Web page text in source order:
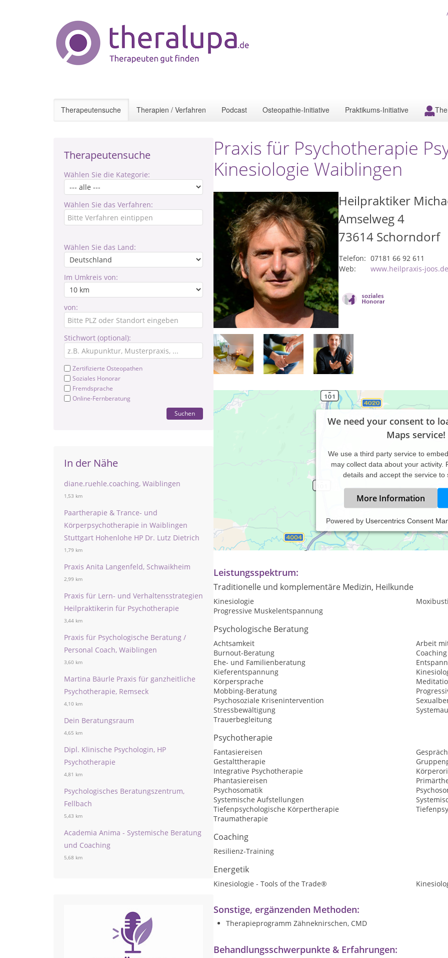
Therapeutensuche Therapien / Verfahren Podcast Osteopathie-Initiative Praktikums-Initiative
Therapeutensuche
Wählen Sie die Kategorie:
Wählen Sie das Verfahren:
Wählen Sie das Land:
Im Umkreis von:
von:
Stichwort (optional):
Zertifizierte Osteopathen
Soziales Honorar
Fremdsprache
Online-Fernberatung
Suchen
In der Nähe
diane.ruehle.coaching, Waiblingen
1,53 km
Paartherapie & Trance- und
Körperpsychotherapie in Waiblingen
Stuttgart Hohenlohe HP Dr. Lutz Dietrich
1,79 km
Praxis Anita Langenfeld, Schwaikheim
2,99 km
Praxis für Lern- und Verhaltensstrategien
Heilpraktikerin für Psychotherapie
3,44 km
Praxis für Psychologische Beratung /
Personal Coach, Waiblingen
3,60 km
Martina Bäurle Praxis für ganzheitliche
Psychotherapie, Remseck
4,10 km
Dein Beratungsraum
4,65 km
Dipl. Klinische Psychologin, HP
Psychotherapie
4,81 km
Psychologisches Beratungszentrum,
Fellbach
5,43 km
Academia Anima - Systemische Beratung
und Coaching
5,68 km
Praxis für Psychotherapie
Kinesiologie Waiblingen
Heilpraktiker
Amselweg 4
73614 Schorndorf
Telefon: 07181 66 92 611
Web:
www.heilpraxis-joos.de
We need your consent to
Maps service!
We use a third party service to
may collect data about your activity.
details and accept the service to
More Information
Powered by Usercentrics Consent
Praxiszeiten:
Termine nach Vereinbarung
Leistungsspektrum:
Traditionelle und komplementäre Medizin, Heilkunde
Kinesiologie
Progressive Muskelentspannung
Psychologische Beratung
Achtsamkeit
Arbeit
Burnout-Beratung
Coaching
Ehe- und Familienberatung
Kieferentspannung
Körpersprache
Mobbing-Beratung
Psychosoziale Krisenintervention
Stressbewältigung
Trauerbegleitung
Psychotherapie
Fantasiereisen
Gestalttherapie
Integrative Psychotherapie
Phantasiereisen
Psychosomatik
Systemische Aufstellungen
Tiefenpsychologische Körpertherapie
Traumatherapie
Coaching
Resilienz-Training
Energetik
Kinesiologie - Tools of the Trade®
Sonstige, ergänzenden Methoden:
Therapieprogramm Zähneknirschen, CMD
Behandlungsschwerpunkte & Erfahrungen: